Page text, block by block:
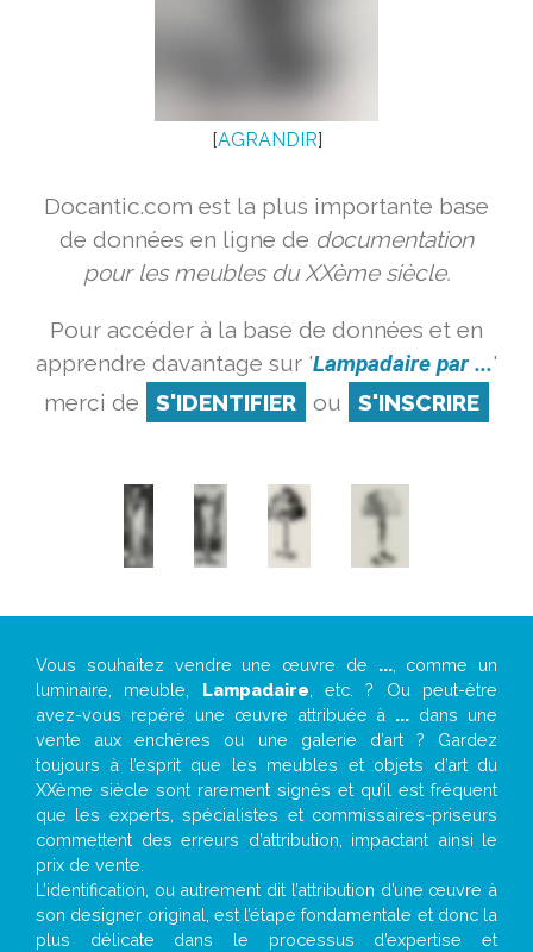
[AGRANDIR]
Docantic.com est la plus importante base
de données en ligne de documentation
pour les meubles du XXème siècle.
Pour accéder à la base de données et en
apprendre davantage sur 'Lampadaire par ...'
merci de
S'IDENTIFIER ou S'INSCRIRE
Vous souhaitez vendre une œuvre de ..., comme un
luminaire, meuble, Lampadaire , etc. ? Ou peut-être
avez-vous repéré une œuvre attribuée à ... dans une
vente aux enchères ou une galerie d’art ? Gardez
toujours à l’esprit que les meubles et objets d’art du
XXème siècle sont rarement signés et qu’il est fréquent
que les experts, spécialistes et commissaires-priseurs
commettent des erreurs d’attribution, impactant ainsi le
prix de vente.
L’identification, ou autrement dit l’attribution d’une œuvre à
son designer original, est l’étape fondamentale et donc la
plus délicate dans le processus d’expertise et